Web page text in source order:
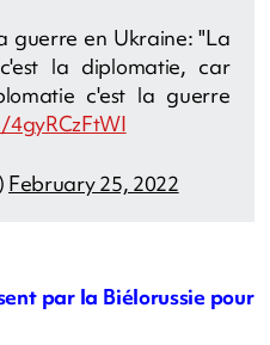
guerre en Ukraine: "La
la diplomatie, car
c'est la guerre
4gyRCzFtWI
February 25, 2022
par la Biélorussie pour